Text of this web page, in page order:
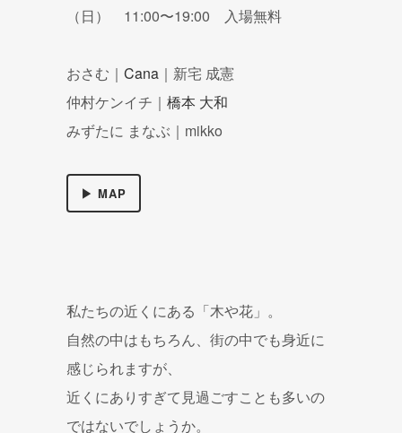
（日） 11:00〜19:00 入場無料
おさむ｜ Cana ｜新宅 成憲
仲村ケンイチ｜ 橋本 大和
みずたに まなぶ｜mikko
▶ MAP
私たちの近くにある「木や花」。
自然の中はもちろん、街の中でも身近に
感じられますが、
近くにありすぎて見過ごすことも多いの
ではないでしょうか。